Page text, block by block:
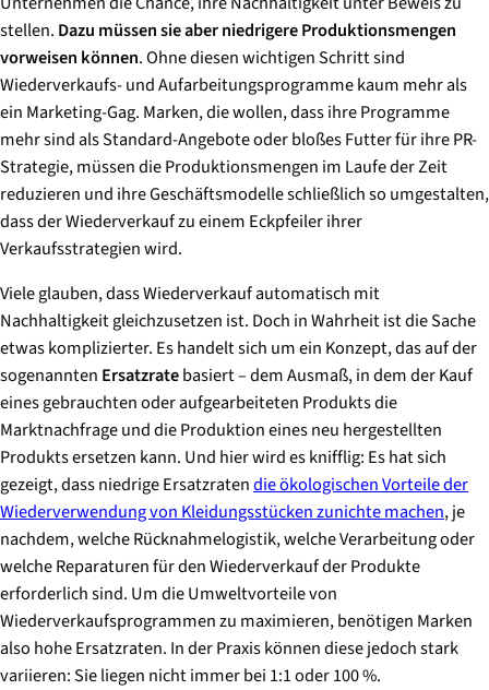
stellen. Dazu müssen sie aber niedrigere Produktionsmengen
vorweisen können. Ohne diesen wichtigen Schritt sind
Wiederverkaufs- und Aufarbeitungsprogramme kaum mehr als
ein Marketing-Gag. Marken, die wollen, dass ihre Programme
mehr sind als Standard-Angebote oder bloßes Futter für ihre PR-
Strategie, müssen die Produktionsmengen im Laufe der Zeit
reduzieren und ihre Geschäftsmodelle schließlich so umgestalten,
dass der Wiederverkauf zu einem Eckpfeiler ihrer
Verkaufsstrategien wird.
Viele glauben, dass Wiederverkauf automatisch mit
Nachhaltigkeit gleichzusetzen ist. Doch in Wahrheit ist die Sache
etwas komplizierter. Es handelt sich um ein Konzept, das auf der
sogenannten Ersatzratebasiert – dem Ausmaß, in dem der Kauf
eines gebrauchten oder aufgearbeiteten Produkts die
Marktnachfrage und die Produktion eines neu hergestellten
Produkts ersetzen kann. Und hier wird es knifflig: Es hat sich
gezeigt, dass niedrige Ersatzratendie ökologischen Vorteile der
Wiederverwendung von Kleidungsstücken zunichte machen, je
nachdem, welche Rücknahmelogistik, welche Verarbeitung oder
welche Reparaturen für den Wiederverkauf der Produkte
erforderlich sind. Um die Umweltvorteile von
Wiederverkaufsprogrammen zu maximieren, benötigen Marken
also hohe Ersatzraten. In der Praxis können diese jedoch stark
variieren: Sie liegen nicht immer bei 1:1 oder 100 %.